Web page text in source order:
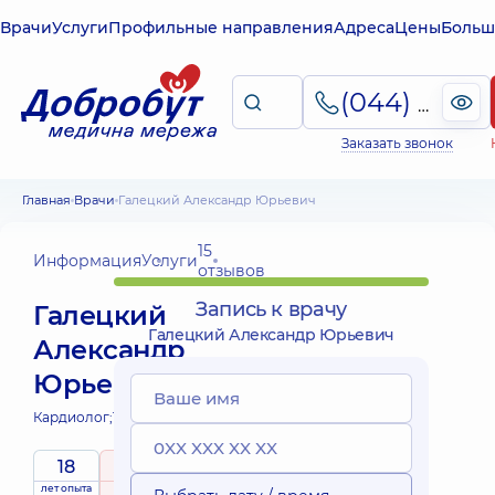
ВрачиУслугиПрофильные направленияАдресаЦены
(044) 495-2-888
Заказать звонок
Главная Врачи Галецкий Александр Юрьевич
ИнформацияУслуги15
отзывов
Галецкий
Александр
Юрьевич
Кардиолог;Терапевт;
18
лет опыта
5 / 5
рейтингна основе
Запись к врачу
Галецкий Александр Юрьевич